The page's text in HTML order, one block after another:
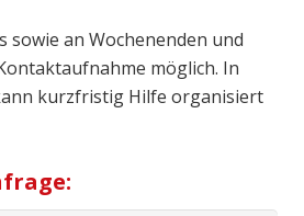
sowie an Wochenenden und
möglich. In
kurzfristig Hilfe organisiert